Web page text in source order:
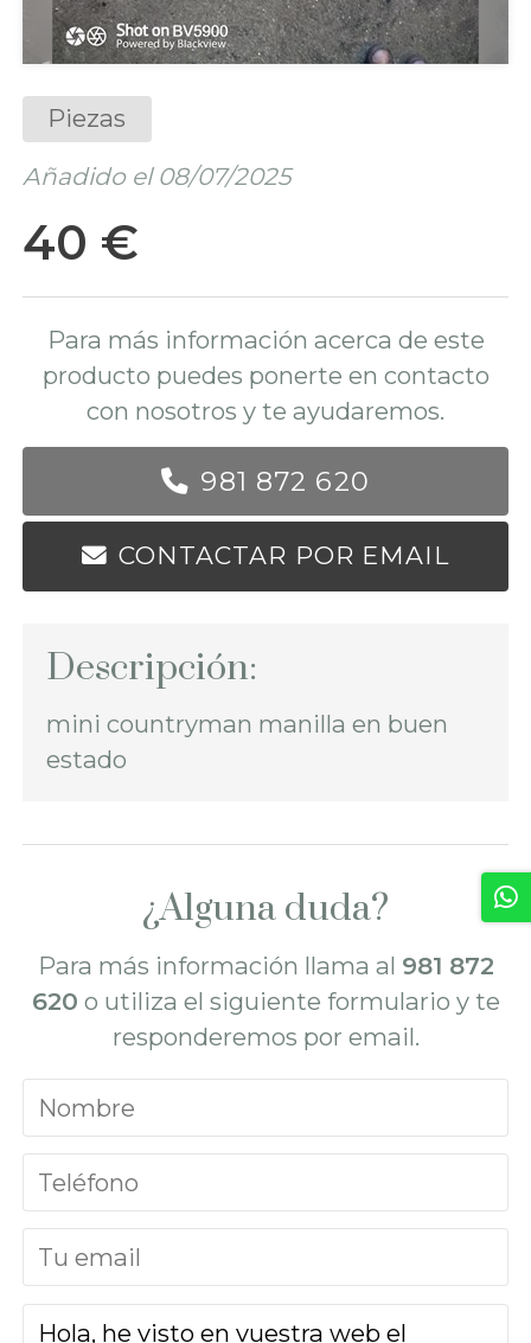
Piezas
Añadido el 08/07/2025
40 €
Para más información acerca de este
producto puedes ponerte en contacto
con nosotros y te ayudaremos.
981 872 620
CONTACTAR POR EMAIL
Descripción:
mini countryman manilla en buen
estado
¿Alguna duda?
Para más información llama al 981 872
620 o utiliza el siguiente formulario y te
responderemos por email.